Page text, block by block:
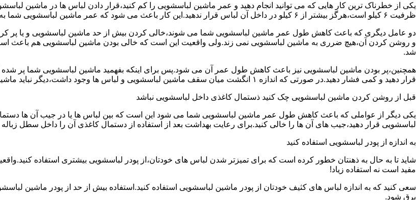
یکی از خطرناک ترین کار هایی که می توانید انجام دهید و عمر ماشین لباسشویی را کم کنید،قرار دادن لباس ها در ماشین
ظرفیت ۶ کیلو است،هرگز بیشتر از ۶ کیلو در داخل آن لباس قرار ندهید.این کار باعث می شود که عمر ماشین لباسشویی شما به شدت افزایش پیدا کند.
دو عامل دیگری که باعث کاهش طول عمر ماشین لباسشویی شما می شوند،خالی کردن بیش از حد ماشین لباسشویی و یا پر
و روشن کردن آن،هیچ ضرری به ماشین لباسشویی نمی زند.ولی واقعیت این است که خالی بودن ماشین لباسشویی هم
شد.
همچنین،پر بودن ماشین لباسشویی نیز باعث کاهش طول عمر آن می شود.پس برای اینکه بفهمید ماشین لباسشویی شما پر شده
قرار دهید و کمی فشار دهید.در صورتی که اندازه ۱ انگشت میان سقف ماشین لباسشویی و لباس ها وجود داشت،دیگر نباید ماشین لباسشویی را پر کنید.
قبل از روشن کردن ماشین لباسشویی چک کنید ذستمال کاغذی داخل لباسشویی نباشد
یکی دیگر از عواملی که باعث کاهش طول عمر ماشین لباسشویی شما می شود این است که بین لباس ها یا در جیب آن ها دستمال
لباسشویی قرار دهید،جیب های آن ها را خالی کنید.برای رعایت بهداشت بعد از استفاده از دستمال کاغذی آن را داخل سطل
به اندازه از پودر لباسشویی استفاده کنید
شاید تا به حال به ذهنتان خطور کرده است که برای تمیزتر شدن لباس های خودتان،از پودر لباسشویی بیشتری استفاده
مفید است نه استفاده زیاد!
سعی کنید که به اندازه لباس های کثیف خودتان از پودر ماشین لباسشویی استفاده کنید.استفاده بیش از حد از پودر ماشین
برق شود.